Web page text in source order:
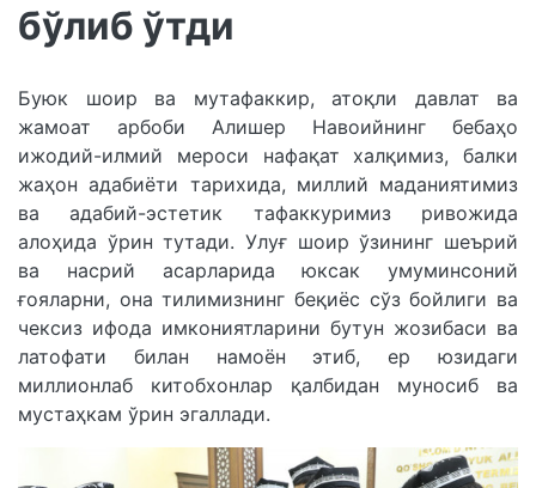
бўлиб ўтди
Буюк шоир ва мутафаккир, атоқли давлат ва
жамоат арбоби Алишер Навоийнинг бебаҳо
ижодий-илмий мероси нафақат халқимиз, балки
жаҳон адабиёти тарихида, миллий маданиятимиз
ва адабий-эстетик тафаккуримиз ривожида
алоҳида ўрин тутади. Улуғ шоир ўзининг шеърий
ва насрий асарларида юксак умуминсоний
ғояларни, она тилимизнинг беқиёс сўз бойлиги ва
чексиз ифода имкониятларини бутун жозибаси ва
латофати билан намоён этиб, ер юзидаги
миллионлаб китобхонлар қалбидан муносиб ва
мустаҳкам ўрин эгаллади.